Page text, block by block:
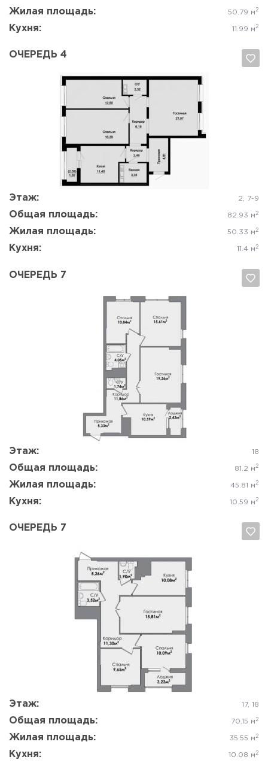
Жилая площадь: 50.79 м 2
Кухня: 11.99 м 2
ОЧЕРЕДЬ 4
Этаж: 2, 7-9
Общая площадь: 82.93 м 2
Жилая площадь: 50.33 м 2
Кухня: 11.4 м 2
Да, удалить Отмена
ОЧЕРЕДЬ 7
Этаж: 18
Общая площадь: 81.2 м 2
Жилая площадь: 45.81 м 2
Кухня: 10.59 м 2
Да, удалить Отмена
ОЧЕРЕДЬ 7
Этаж: 17, 18
Общая площадь: 70.15 м 2
Жилая площадь: 35.55 м 2
Кухня: 10.08 м 2
Да, удалить Отмена